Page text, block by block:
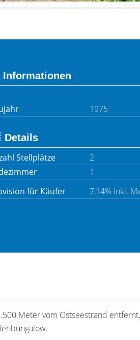
Informationen
1975
Details
Stellplätze
2
1
für Käufer
7,14% inkl.
Meter vom Ostseestrand